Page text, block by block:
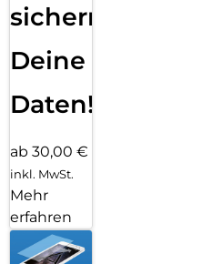
sichern
Deine
Daten!
ab 30,00 €
inkl. MwSt.
Mehr
erfahren